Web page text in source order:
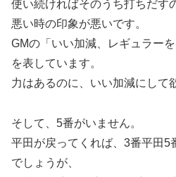
使い続ければそのうち打ちだす
悪い時の印象が悪いです。
GMの「いい加減、レギュラー
を表しています。
力はあるのに、いい加減にして
そして、5番がいません。
平田が戻ってくれば、3番平田5
でしょうが、